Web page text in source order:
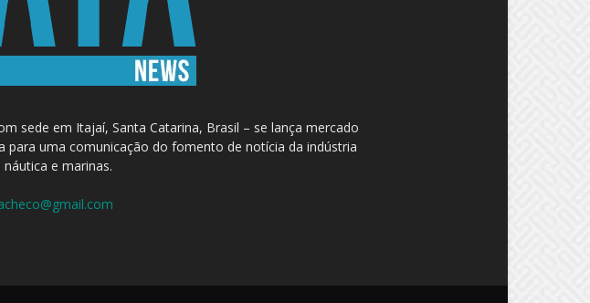
sede em Itajaí, Santa Catarina, Brasil – se lança mercado
para uma comunicação do fomento de notícia da indústria
e marinas.